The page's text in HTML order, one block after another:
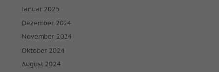
Januar 2025
Dezember 2024
November 2024
Oktober 2024
August 2024